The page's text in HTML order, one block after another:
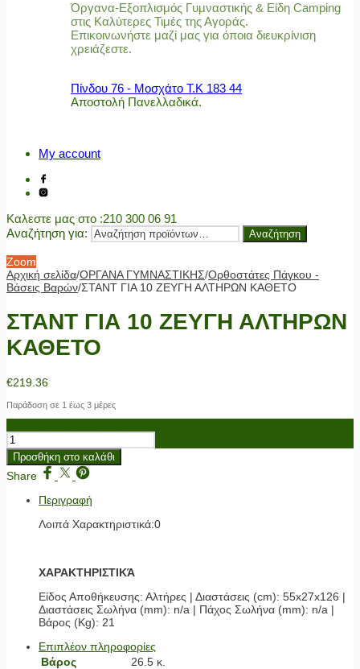
Όργανα-Εξοπλισμός Γυμναστικής & Είδη Camping
στις Καλύτερες Τιμές της Αγοράς.
Επικοινωνήστε μαζί μας για όποια διευκρίνιση
χρειάζεστε.
Πίνδου 76 - Μοσχάτο Τ.Κ 183 44
Αποστολή Πανελλαδικά.
My account
Καλεστε μας στο :210 300 06 91
Αναζήτηση για:
Αναζήτηση
Zoom
Αρχική σελίδα/ΟΡΓΑΝΑ ΓΥΜΝΑΣΤΙΚΗΣ/Ορθοστάτες Πάγκου -
Βάσεις Βαρών/ΣΤΑΝΤ ΓΙΑ 10 ΖΕΥΓΗ ΑΛΤΗΡΩΝ ΚΑΘΕΤΟ
ΣΤΑΝΤ ΓΙΑ 10 ΖΕΥΓΗ ΑΛΤΗΡΩΝ
ΚΑΘΕΤΟ
€219.36
Παράδοση σε 1 έως 3 μέρες
Προσθήκη στο καλάθι
Share
Περιγραφή
Λοιπά Χαρακτηριστικά:0
ΧΑΡΑΚΤΗΡΙΣΤΙΚΆ
Είδος Αποθήκευσης: Αλτήρες | Διαστάσεις (cm): 55x27x126 |
Διαστάσεις Σωλήνα (mm): n/a | Πάχος Σωλήνα (mm): n/a |
Βάρος (Κg): 21
Επιπλέον πληροφορίες
Βάρος
26.5 κ.